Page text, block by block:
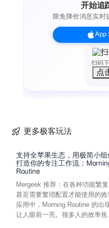
- 记一笔：多人协同共同记账
- 账本首页：首页即报表，数
- 流水：从各个维度查看收支
- 账户：全面了解你的各账户
————献给热爱记账的
生活需要一点仪式感。 有人
没有了概念，甚至，想不起
梳理财务状况的时候可以沉
【联系我们】 使用过程中如
服妹纸会认真处理你的每一
- 在线客服："我的"-"求助反
- 留言路径：“我的”-“求助反馈
- 随手记官网：www.sui.com
- 随手记微信：suishoujicom
扫码
点
开始追
限免降价消息实时
App
更多极客玩法
支持全苹果生态，用极简小组
打造你的专注工作流：
Routine
Mergeek 推荐：在各种功能繁复
甚至需要繁琐配置才能使用的效
应用中，Morning Routine 的出
让人眼前一亮。很多人的效率焦